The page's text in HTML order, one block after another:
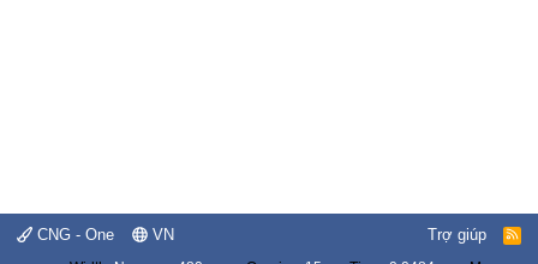
CNG - One VN Trợ giúp
R